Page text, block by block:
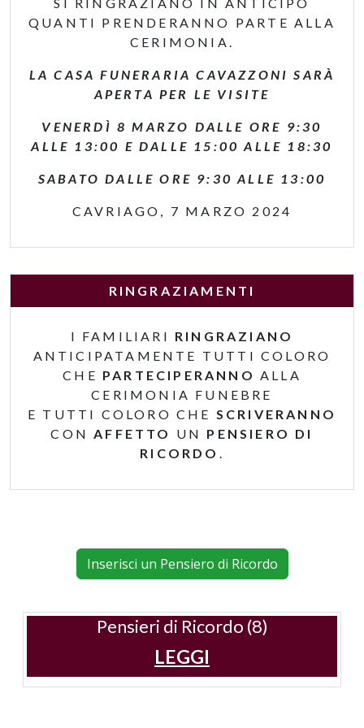
QUANTI PRENDERANNO PARTE ALLA
CERIMONIA.
LA CASA FUNERARIA CAVAZZONI SARÀ
APERTA PER LE VISITE
VENERDÌ 8 MARZO DALLE ORE 9:30
ALLE 13:00 E DALLE 15:00 ALLE 18:30
SABATO DALLE ORE 9:30 ALLE 13:00
CAVRIAGO, 7 MARZO 2024
RINGRAZIAMENTI
I FAMILIARI RINGRAZIANO
ANTICIPATAMENTE TUTTI COLORO
CHE PARTECIPERANNO ALLA
CERIMONIA FUNEBRE
E TUTTI COLORO CHE SCRIVERANNO
CONAFFETTO UN PENSIERO DI
RICORDO .
Inserisci un Pensiero di Ricordo
Pensieri di Ricordo (8)
LEGGI